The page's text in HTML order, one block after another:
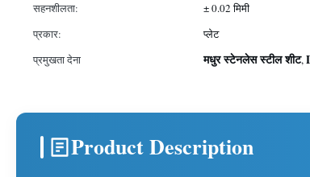
सहनशीलता:
± 0.02 मिमी
प्रकार:
प्लेट
प्रमुखता देना
मधुर स्टेनलेस स्टील शीट,
Product Description